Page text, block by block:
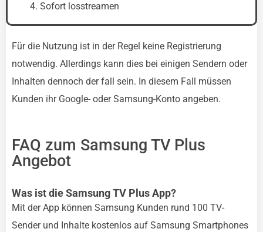
Sofort losstreamen
Für die Nutzung ist in der Regel keine Registrierung
notwendig. Allerdings kann dies bei einigen Sendern oder
Inhalten dennoch der fall sein. In diesem Fall müssen
Kunden ihr Google- oder Samsung-Konto angeben.
FAQ zum Samsung TV Plus
Angebot
Was ist die Samsung TV Plus App?
Mit der App können Samsung Kunden rund 100 TV-
Sender und Inhalte kostenlos auf Samsung Smartphones